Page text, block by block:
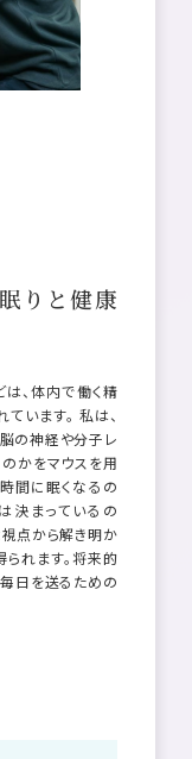
りと健康
、体内で働く精
います。 私は、
の神経や分子レ
かをマウスを用
間に眠くなるの
決まっているの
視点から解き明か
れます。将来的
日を送るための